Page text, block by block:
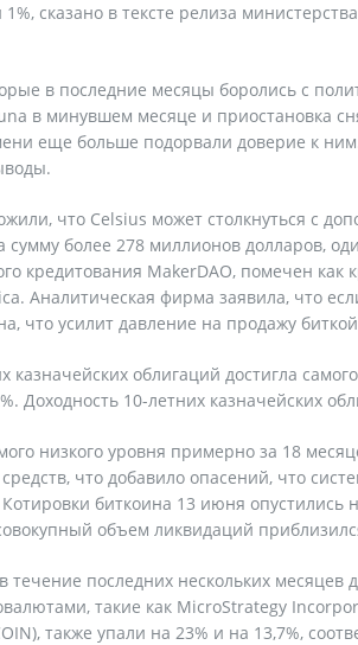
сказано в тексте релиза
в последние месяцы боролись с
в минувшем месяце и приостановка
еще больше подорвали доверие к
что Celsius может столкнуться с
сумму более 278 миллионов долларов,
кредитования MakerDAO, помечен как
Аналитическая фирма заявила, что
что усилит давление на продажу
казначейских облигаций достигла
Доходность 10-летних казначейских
низкого уровня примерно за 18
что добавило опасений, что
биткоина 13 июня опустились
объем ликвидаций
последних нескольких месяцев
такие как MicroStrategy
также упали на 23% и на 13,7%,